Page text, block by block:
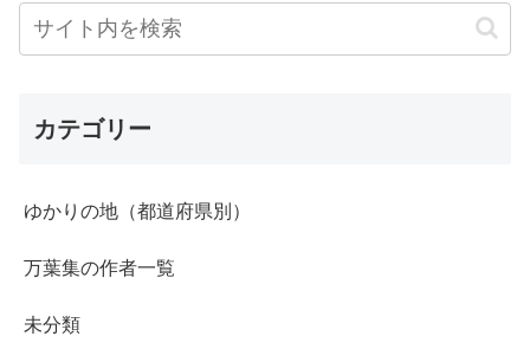
カテゴリー
ゆかりの地（都道府県別）
万葉集の作者一覧
未分類